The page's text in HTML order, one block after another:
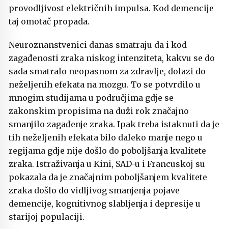
provodljivost električnih impulsa. Kod demencije
taj omotač propada.
Neuroznanstvenici danas smatraju da i kod
zagađenosti zraka niskog intenziteta, kakvu se do
sada smatralo neopasnom za zdravlje, dolazi do
neželjenih efekata na mozgu. To se potvrdilo u
mnogim studijama u područjima gdje se
zakonskim propisima na duži rok značajno
smanjilo zagađenje zraka. Ipak treba istaknuti da je
tih neželjenih efekata bilo daleko manje nego u
regijama gdje nije došlo do poboljšanja kvalitete
zraka. Istraživanja u Kini, SAD-u i Francuskoj su
pokazala da je značajnim poboljšanjem kvalitete
zraka došlo do vidljivog smanjenja pojave
demencije, kognitivnog slabljenja i depresije u
starijoj populaciji.